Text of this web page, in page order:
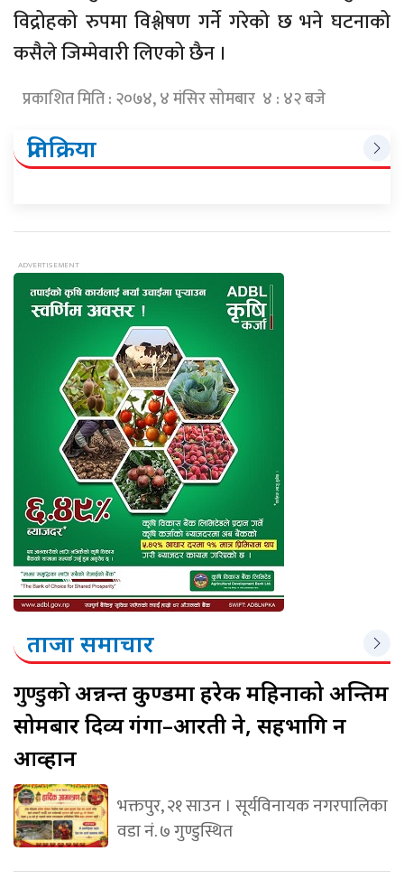
विद्रोहको रुपमा विश्लेषण गर्ने गरेको छ भने घटनाको
कसैले जिम्मेवारी लिएको छैन ।
प्रकाशित मिति : २०७४, ४ मंसिर सोमबार ४ : ४२ बजे
प्रतिक्रिया
ताजा समाचार
गुण्डुकोअन्नन्त कुण्डमा हरेक महिनाको अन्तिम
सोमबार दिव्य गंगा–आरती हुने, सहभागि हुन
आव्हान
भक्तपुर, २१ साउन । सूर्यविनायक नगरपालिका
वडा नं. ७ गुण्डुस्थित